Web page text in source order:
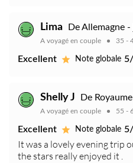
Lima De Allemagne
A voyagé en couple 35 -
Excellent Note globale
Shelly J De
A voyagé en couple 55 -
Excellent Note globale
It was a lovely evening trip
the stars really enjoyed it .